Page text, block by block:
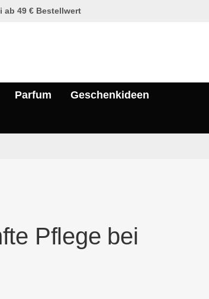
ab 49 € Bestellwert
Parfum Geschenkideen
Pflege bei